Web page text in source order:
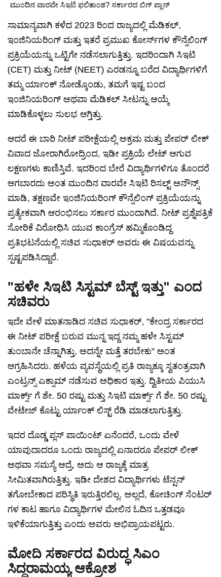
ಮುಂದಿನ ವಾರವೇ ಸಿಇಟಿ ಫಲಿತಾಂಶ? ಸರ್ಕಾರದ ಬಿಗ್ ಪ್ಲಾನ್
ಸಾಮಾನ್ಯವಾಗಿ ಕಳೆದ 2023 ರಿಂದ ರಾಜ್ಯದಲ್ಲಿ ಮೆಡಿಕಲ್,
ಇಂಜಿನಿಯರಿಂಗ್ ಮತ್ತು ಇತರೆ ಪ್ರಮುಖ ಕೋರ್ಸ್‌ಗಳ ಕೌನ್ಸೆಲಿಂಗ್
ಪ್ರಕ್ರಿಯೆಯನ್ನು ಒಟ್ಟಿಗೇ ನಡೆಸಲಾಗುತ್ತಿತ್ತು. ಇದರಿಂದಾಗಿ ಸಿಇಟಿ
(CET) ಮತ್ತು ನೀಟ್ (NEET) ಎರಡನ್ನೂ ಬರೆದ ವಿದ್ಯಾರ್ಥಿಗಳಿಗೆ
ತಮ್ಮ ರ್ಯಾಂಕ್ ನೋಡ್ಕೊಂಡು, ತಮಗೆ ಇಷ್ಟ ಬಂದ
ಇಂಜಿನಿಯರಿಂಗ್ ಅಥವಾ ಮೆಡಿಕಲ್ ಸೀಟನ್ನು ಆಯ್ಕೆ
ಮಾಡಿಕೊಳ್ಳಲು ಸುಲಭ ಆಗ್ತಿತ್ತು.
ಆದರೆ ಈ ಬಾರಿ ನೀಟ್ ಪರೀಕ್ಷೆಯಲ್ಲಿ ಅಕ್ರಮ ಮತ್ತು ಪೇಪರ್ ಲೀಕ್
ವಿವಾದ ಜೋರಾಗಿರೋದ್ರಿಂದ, ಇಡೀ ಪ್ರಕ್ರಿಯೆ ಲೇಟ್ ಆಗುವ
ಲಕ್ಷಣಗಳು ಕಾಣಿಸ್ತಿವೆ. ಇದರಿಂದ ಬೇರೆ ವಿದ್ಯಾರ್ಥಿಗಳಿಗೂ ತೊಂದರೆ
ಆಗಬಾರದು ಅಂತ ಮುಂದಿನ ವಾರವೇ ಸಿಇಟಿ ರಿಸಲ್ಟ್ ಅನೌನ್ಸ್
ಮಾಡಿ, ತಕ್ಷಣವೇ ಇಂಜಿನಿಯರಿಂಗ್ ಕೌನ್ಸೆಲಿಂಗ್ ಪ್ರಕ್ರಿಯೆಯನ್ನು
ಪ್ರತ್ಯೇಕವಾಗಿ ಆರಂಭಿಸಲು ಸರ್ಕಾರ ಮುಂದಾಗಿದೆ. ನೀಟ್ ಪ್ರಶ್ನೆಪತ್ರಿಕೆ
ಸೋರಿಕೆ ವಿರೋಧಿಸಿ ಯುವ ಕಾಂಗ್ರೆಸ್ ಹಮ್ಮಿಕೊಂಡಿದ್ದ
ಪ್ರತಿಭಟನೆಯಲ್ಲಿ ಸಚಿವ ಸುಧಾಕರ್ ಅವರು ಈ ವಿಷಯವನ್ನು
ಸ್ಪಷ್ಟಪಡಿಸಿದ್ದಾರೆ.
"ಹಳೇ ಸಿಇಟಿ ಸಿಸ್ಟಮ್ ಬೆಸ್ಟ್ ಇತ್ತು" ಎಂದ
ಸಚಿವರು
ಇದೇ ವೇಳೆ ಮಾತನಾಡಿದ ಸಚಿವ ಸುಧಾಕರ್, "ಕೇಂದ್ರ ಸರ್ಕಾರದ
ಈ ನೀಟ್ ಪರೀಕ್ಷೆ ಬರುವ ಮುನ್ನ ಇದ್ದ ನಮ್ಮ ಹಳೇ ಸಿಸ್ಟಮ್
ತುಂಬಾನೇ ಚೆನ್ನಾಗಿತ್ತು, ಅದನ್ನೇ ಮತ್ತೆ ತರಬೇಕು" ಅಂತ
ಆಗ್ರಹಿಸಿದರು. ಹಳೆಯ ವ್ಯವಸ್ಥೆಯಲ್ಲಿ ಪ್ರತಿ ರಾಜ್ಯಕ್ಕೂ ಸ್ವತಂತ್ರವಾಗಿ
ಎಂಟ್ರನ್ಸ್ ಎಕ್ಸಾಮ್ ನಡೆಸುವ ಅಧಿಕಾರ ಇತ್ತು. ದ್ವಿತೀಯ ಪಿಯುಸಿ
ಮಾರ್ಕ್ಸ್ ಗೆ ಶೇ. 50 ರಷ್ಟು ಮತ್ತು ಸಿಇಟಿ ಮಾರ್ಕ್ಸ್ ಗೆ ಶೇ. 50 ರಷ್ಟು
ವೇಟೇಜ್ ಕೊಟ್ಟು ರ್ಯಾಂಕ್ ಲಿಸ್ಟ್ ರೆಡಿ ಮಾಡಲಾಗುತ್ತಿತ್ತು.
ಇದರ ದೊಡ್ಡ ಪ್ಲಸ್ ಪಾಯಿಂಟ್ ಏನೆಂದರೆ, ಒಂದು ವೇಳೆ
ಯಾವುದಾದರೂ ಒಂದು ರಾಜ್ಯದಲ್ಲಿ ಏನಾದರೂ ಪೇಪರ್ ಲೀಕ್
ಅಥವಾ ಸಮಸ್ಯೆ ಆದ್ರೆ, ಅದು ಆ ರಾಜ್ಯಕ್ಕೆ ಮಾತ್ರ
ಸೀಮಿತವಾಗಿರುತ್ತಿತ್ತು. ಇಡೀ ದೇಶದ ವಿದ್ಯಾರ್ಥಿಗಳು ಟೆನ್ಷನ್
ತಗೋಬೇಕಾದ ಪರಿಸ್ಥಿತಿ ಇರುತ್ತಿರಲಿಲ್ಲ. ಅಲ್ಲದೆ, ಕೋಚಿಂಗ್ ಸೆಂಟರ್
ಗಳ ಕಾಟ ಹಾಗೂ ವಿದ್ಯಾರ್ಥಿಗಳ ಮೇಲಿನ ಓದಿನ ಒತ್ತಡವೂ
ಇಳಿಕೆಯಾಗುತ್ತಿತ್ತು ಎಂದು ಅವರು ಅಭಿಪ್ರಾಯಪಟ್ಟರು.
ಮೋದಿ ಸರ್ಕಾರದ ವಿರುದ್ಧ ಸಿಎಂ
ಸಿದ್ದರಾಮಯ್ಯ ಆಕ್ರೋಶ